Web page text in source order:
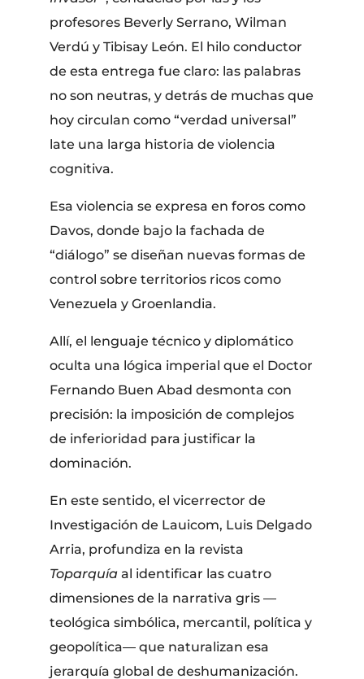
profesores Beverly Serrano, Wilman
Verdú y Tibisay León. El hilo conductor
de esta entrega fue claro: las palabras
no son neutras, y detrás de muchas que
hoy circulan como “verdad universal”
late una larga historia de violencia
cognitiva.
Esa violencia se expresa en foros como
Davos, donde bajo la fachada de
“diálogo” se diseñan nuevas formas de
control sobre territorios ricos como
Venezuela y Groenlandia.
Allí, el lenguaje técnico y diplomático
oculta una lógica imperial que el Doctor
Fernando Buen Abad desmonta con
precisión: la imposición de complejos
de inferioridad para justificar la
dominación.
En este sentido, el vicerrector de
Investigación de Lauicom, Luis Delgado
Arria, profundiza en la revista
Toparquía al identificar las cuatro
dimensiones de la narrativa gris —
teológica simbólica, mercantil, política y
geopolítica— que naturalizan esa
jerarquía global de deshumanización.